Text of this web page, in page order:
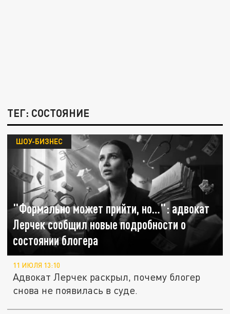
ТЕГ: СОСТОЯНИЕ
"Формально может прийти, но…": адвокат
Лерчек сообщил новые подробности о
состоянии блогера
ШОУ-БИЗНЕС
11 ИЮЛЯ 13:10
Адвокат Лерчек раскрыл, почему блогер
снова не появилась в суде.